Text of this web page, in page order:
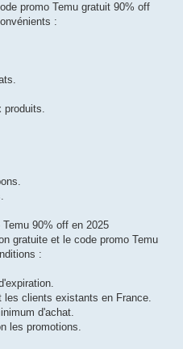
promo Temu gratuit 90% off
:
produits.
90% off en 2025
gratuite et le code promo Temu
:
les clients existants en France.
d'achat.
les promotions.